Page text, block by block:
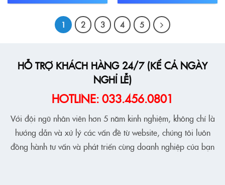
1 2 3 4 5
HỖ TRỢ KHÁCH HÀNG 24/7 (KỂ CẢ NGÀY
NGHỈ LỄ)
HOTLINE: 033.456.0801
Với đội ngũ nhân viên hơn 5 năm kinh nghiệm, không chỉ là
hướng dẫn và xử lý các vấn đề từ website, chúng tôi luôn
đồng hành tư vấn và phát triển cùng doanh nghiệp của bạn